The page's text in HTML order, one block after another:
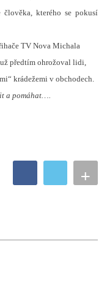
kterého se pokusí
TV Nova Michala
předtím ohrožoval lidi,
krádežemi v obchodech.
a pomáhat….
+